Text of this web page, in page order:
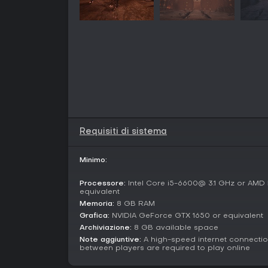
Requisiti di sistema
Minimo:
Processore: Intel Core i5-6600@ 3.1 GHz or AMD
equivalent
Memoria: 8 GB RAM
Grafica: NVIDIA GeForce GTX 1650 or equivalent
Archiviazione: 8 GB available space
Note aggiuntive: A high-speed internet
between players are required to play online